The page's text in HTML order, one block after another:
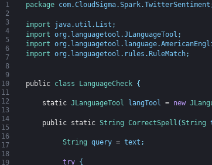
1
2
3
4
5
6
7
8
9
10
11
12
13
14
15
16
17
18
19
package com.CloudSigma.Spark.TwitterSentiment
import java. util . List ;
import org . languagetool .JLanguageTool ;
import org . languagetool . language.
import org . languagetool . rules . RuleMatch;
public class LanguageCheck {
static JLanguageTool langTool = new
public static String CorrectSpell (String
String query = text ;
try {